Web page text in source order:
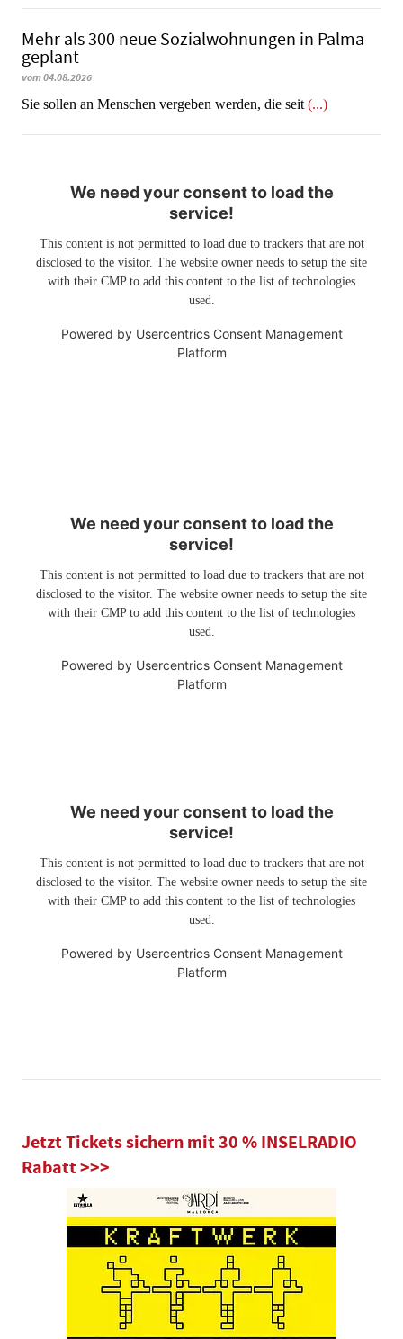
Mehr als 300 neue Sozialwohnungen in Palma
geplant
vom 04.08.2026
Sie sollen an Menschen vergeben werden, die seit (...)
We need your consent to load the
service!
This content is not permitted to load due to trackers that are not
disclosed to the visitor. The website owner needs to setup the site
with their CMP to add this content to the list of technologies
used.
Powered by Usercentrics Consent Management
Platform
We need your consent to load the
service!
This content is not permitted to load due to trackers that are not
disclosed to the visitor. The website owner needs to setup the site
with their CMP to add this content to the list of technologies
used.
Powered by Usercentrics Consent Management
Platform
We need your consent to load the
service!
This content is not permitted to load due to trackers that are not
disclosed to the visitor. The website owner needs to setup the site
with their CMP to add this content to the list of technologies
used.
Powered by Usercentrics Consent Management
Platform
Jetzt Tickets sichern mit 30 % INSELRADIO
Rabatt >>>